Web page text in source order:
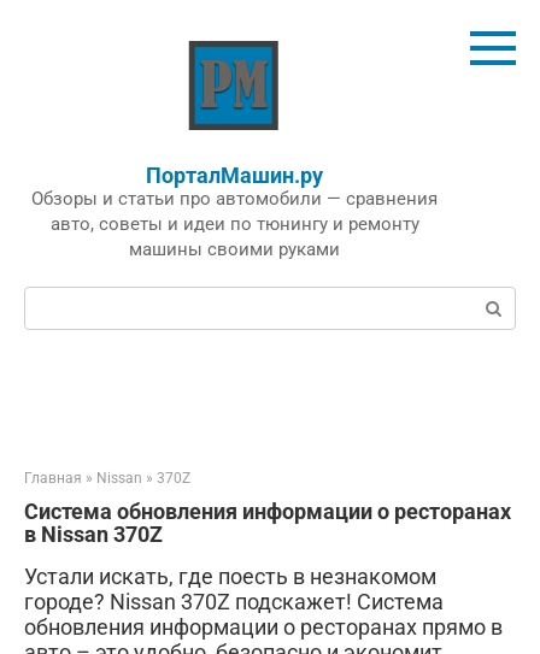
ПорталМашин.ру
Обзоры и статьи про автомобили — сравнения
авто, советы и идеи по тюнингу и ремонту
машины своими руками
Поиск:
Главная » Nissan » 370Z
Система обновления информации о ресторанах
в Nissan 370Z
Устали искать, где поесть в незнакомом
городе? Nissan 370Z подскажет! Система
обновления информации о ресторанах прямо в